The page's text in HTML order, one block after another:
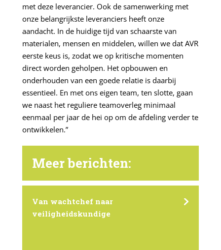
met deze leverancier. Ook de samenwerking met
onze belangrijkste leveranciers heeft onze
aandacht. In de huidige tijd van schaarste van
materialen, mensen en middelen, willen we dat AVR
eerste keus is, zodat we op kritische momenten
direct worden geholpen. Het opbouwen en
onderhouden van een goede relatie is daarbij
essentieel. En met ons eigen team, ten slotte, gaan
we naast het reguliere teamoverleg minimaal
eenmaal per jaar de hei op om de afdeling verder te
ontwikkelen.”
Meer berichten:
Van wachtchef naar
veiligheidskundige